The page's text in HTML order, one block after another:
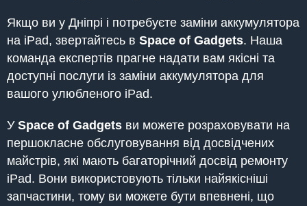
Якщо ви у Дніпрі і потребуєте заміни аккумулятора
на iPad, звертайтесь в Space of Gadgets. Наша
команда експертів прагне надати вам якісні та
доступні послуги із заміни аккумулятора для
вашого улюбленого iPad.
У Space of Gadgets ви можете розраховувати на
першокласне обслуговування від досвідчених
майстрів, які мають багаторічний досвід ремонту
iPad. Вони використовують тільки найякісніші
запчастини, тому ви можете бути впевнені, що